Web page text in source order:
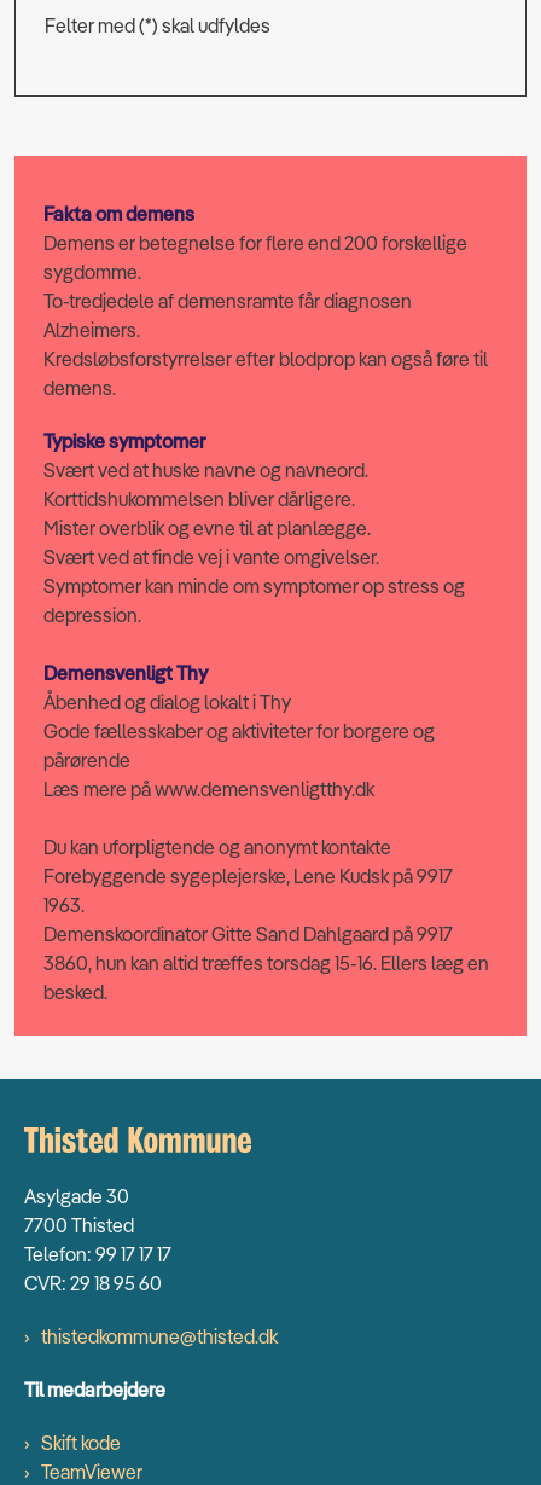
Felter med (*) skal udfyldes
Fakta om demens
Demens er betegnelse for flere end 200 forskellige
sygdomme.
To-tredjedele af demensramte får diagnosen
Alzheimers.
Kredsløbsforstyrrelser efter blodprop kan også føre til
demens.
Typiske symptomer
Svært ved at huske navne og navneord.
Korttidshukommelsen bliver dårligere.
Mister overblik og evne til at planlægge.
Svært ved at finde vej i vante omgivelser.
Symptomer kan minde om symptomer op stress og
depression.
Demensvenligt Thy
Åbenhed og dialog lokalt i Thy
Gode fællesskaber og aktiviteter for borgere og
pårørende
Læs mere på www.demensvenligtthy.dk
Du kan uforpligtende og anonymt kontakte
Forebyggende sygeplejerske, Lene Kudsk på 9917
1963.
Demenskoordinator Gitte Sand Dahlgaard på 9917
3860, hun kan altid træffes torsdag 15-16. Ellers læg en
besked.
Asylgade 30
7700 Thisted
Telefon: 99 17 17 17
CVR: 29 18 95 60
thistedkommune@thisted.dk
Til medarbejdere
Skift kode
TeamViewer